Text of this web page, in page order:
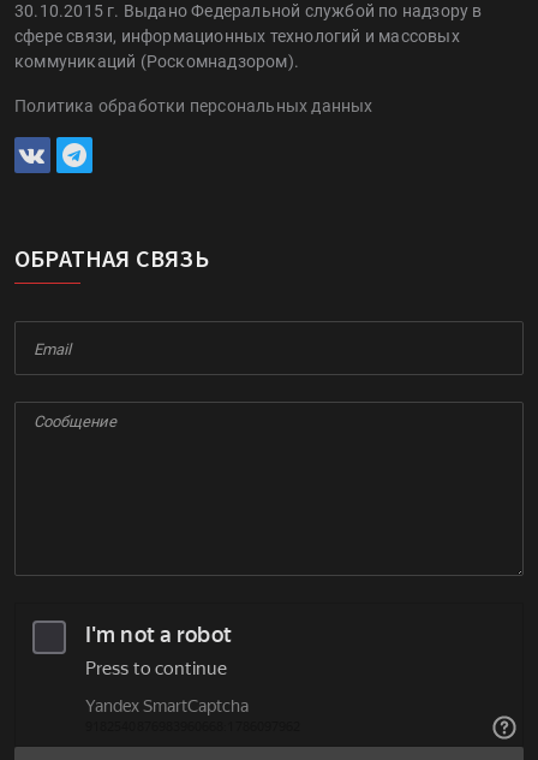
30.10.2015 г. Выдано Федеральной службой по надзору в
сфере связи, информационных технологий и массовых
коммуникаций (Роскомнадзором).
Политика обработки персональных данных
ОБРАТНАЯ СВЯЗЬ